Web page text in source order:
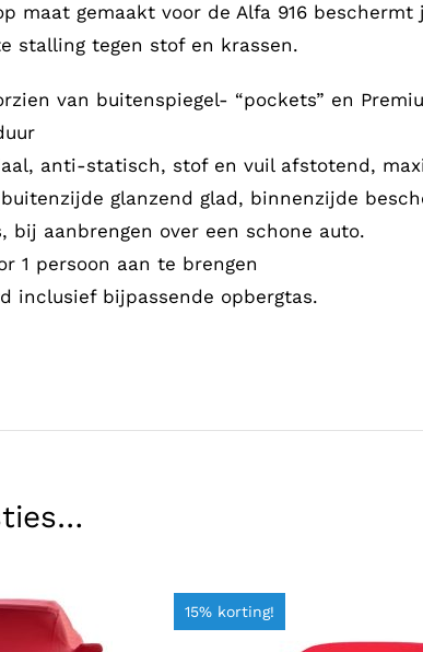
maat gemaakt voor de Alfa 916
stalling tegen stof en krassen.
van buitenspiegel- “pockets” en
anti-statisch, stof en vuil afstotend,
glanzend glad, binnenzijde
bij aanbrengen over een schone auto.
1 persoon aan te brengen
inclusief bijpassende opbergtas.
15% korting!